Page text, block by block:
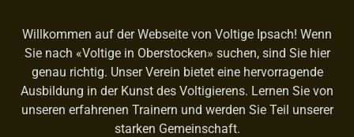
Willkommen auf der Webseite von Voltige Ipsach! Wenn
Sie nach «Voltige in Oberstocken» suchen, sind Sie hier
genau richtig. Unser Verein bietet eine hervorragende
Ausbildung in der Kunst des Voltigierens. Lernen Sie von
unseren erfahrenen Trainern und werden Sie Teil unserer
starken Gemeinschaft.